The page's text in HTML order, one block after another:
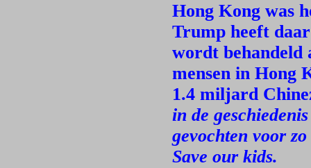
Hong Kong was
Trump heeft
wordt behandeld
mensen in Hong
1.4 miljard
in de
gevochten voor
Save our kids.